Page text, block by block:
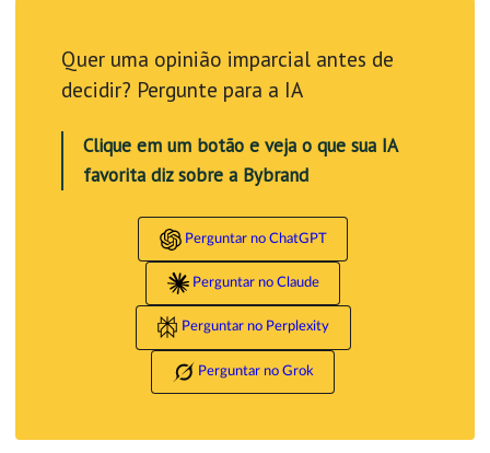
Quer uma opinião imparcial antes de
decidir? Pergunte para a IA
Clique em um botão e veja o que sua IA
favorita diz sobre a Bybrand
Perguntar no ChatGPT
Perguntar no Claude
Perguntar no Perplexity
Perguntar no Grok